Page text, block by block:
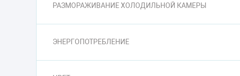
РАЗМОРАЖИВАНИЕ ХОЛОДИЛЬНОЙ КАМЕРЫ
ЭНЕРГОПОТРЕБЛЕНИЕ